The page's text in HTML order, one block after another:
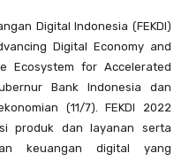
Digital Indonesia (FEKDI)
Digital Economy and
Ecosystem for Accelerated
Bank Indonesia dan
(11/7). FEKDI 2022
produk dan layanan serta
keuangan digital yang